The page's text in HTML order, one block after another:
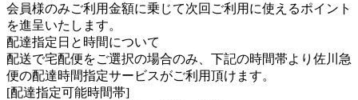
会員様のみご利用金額に乗じて次回ご利用に使えるポイント
を進呈いたします。
配達指定日と時間について
配送で宅配便をご選択の場合のみ、下記の時間帯より佐川急
便の配達時間指定サービスがご利用頂けます。
[配達指定可能時間帯]